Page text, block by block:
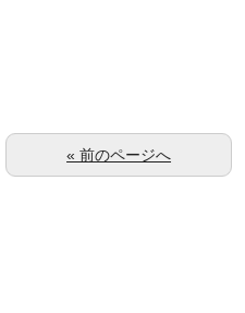
« 前のページへ